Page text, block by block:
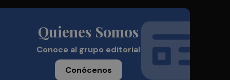
Quienes Somos
Conoce al grupo editorial
Conócenos